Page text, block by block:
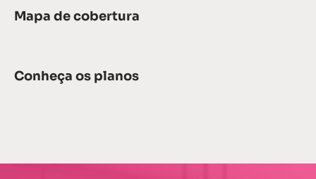
Mapa de cobertura
Conheça os planos